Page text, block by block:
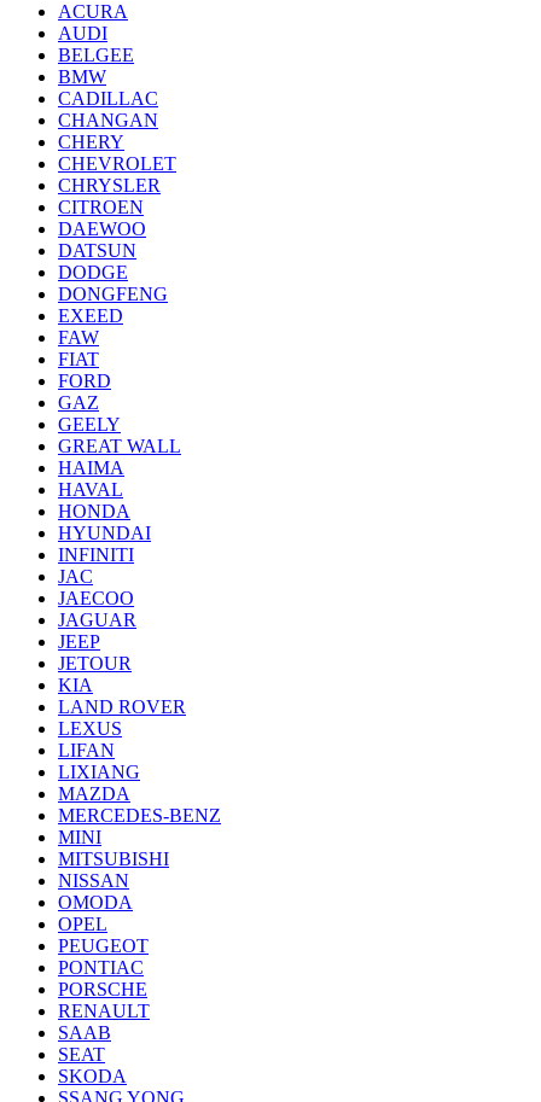
ACURA
AUDI
BELGEE
BMW
CADILLAC
CHANGAN
CHERY
CHEVROLET
CHRYSLER
CITROEN
DAEWOO
DATSUN
DODGE
DONGFENG
EXEED
FAW
FIAT
FORD
GAZ
GEELY
GREAT WALL
HAIMA
HAVAL
HONDA
HYUNDAI
INFINITI
JAC
JAECOO
JAGUAR
JEEP
JETOUR
KIA
LAND ROVER
LEXUS
LIFAN
LIXIANG
MAZDA
MERCEDES-BENZ
MINI
MITSUBISHI
NISSAN
OMODA
OPEL
PEUGEOT
PONTIAC
PORSCHE
RENAULT
SAAB
SEAT
SKODA